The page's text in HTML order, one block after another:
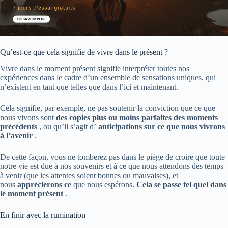
Qu’est-ce que cela signifie de vivre dans le présent ?
Vivre dans le moment présent signifie interpréter toutes nos
expériences dans le cadre d’un ensemble de sensations uniques, qui
n’existent en tant que telles que dans l’ici et maintenant.
Cela signifie, par exemple, ne pas soutenir la conviction que ce que
nous vivons sontdes copies plus ou moins parfaites des moments
précédents , ou qu’il s’agit d’ anticipations sur ce que nous vivrons
à l’avenir .
De cette façon, vous ne tomberez pas dans le piège de croire que toute
notre vie est due à nos souvenirs et à ce que nous attendons des temps
à venir (que les attentes soient bonnes ou mauvaises), et
nous apprécierons ce que nous espérons. Cela se passe tel quel dans
le moment présent.
En finir avec la rumination